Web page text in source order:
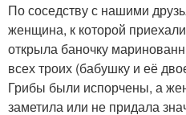
По соседству с нашими
женщина, к которой
открыла баночку
всех троих (бабушку и её
Грибы были испорчены, а
заметила или не придала